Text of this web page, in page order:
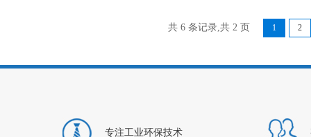
共 6 条记录,共 2 页 1 2
专注工业环保技术